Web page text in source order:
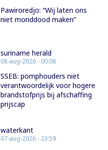
Pawiroredjo: “Wij laten ons
niet monddood maken”
suriname herald
08-aug-2026 - 00:08
SSEB: pomphouders niet
verantwoordelijk voor hogere
brandstofprijs bij afschaffing
prijscap
waterkant
07-aug-2026 - 23:59